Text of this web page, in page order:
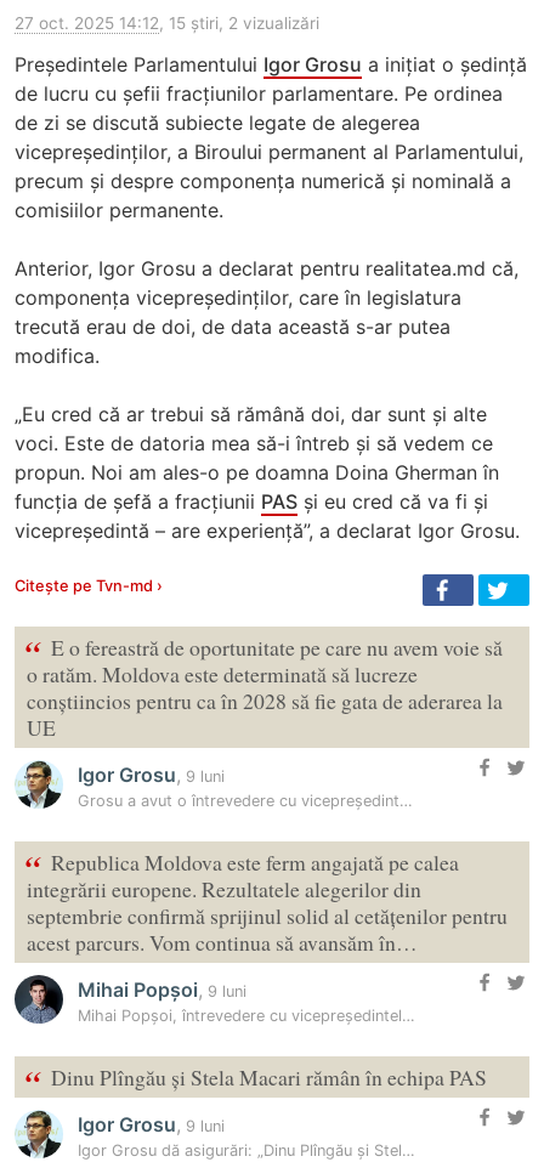
27 oct. 2025 14:12, 15 știri, 2 vizualizări
Președintele Parlamentului Igor Grosu a inițiat o ședință
de lucru cu șefii fracțiunilor parlamentare. Pe ordinea
de zi se discută subiecte legate de alegerea
vicepreședinților, a Biroului permanent al Parlamentului,
precum și despre componența numerică și nominală a
comisiilor permanente.
Anterior, Igor Grosu a declarat pentru realitatea.md că,
componența vicepreședinților, care în legislatura
trecută erau de doi, de data această s-ar putea
modifica.
„Eu cred că ar trebui să rămână doi, dar sunt și alte
voci. Este de datoria mea să-i întreb și să vedem ce
propun. Noi am ales-o pe doamna Doina Gherman în
funcția de șefă a fracțiunii PAS și eu cred că va fi și
vicepreședintă – are experiență”, a declarat Igor Grosu.
Citește pe Tvn-md ›
“ E o fereastră de oportunitate pe care nu avem voie să
o ratăm. Moldova este determinată să lucreze
conștiincios pentru ca în 2028 să fie gata de aderarea la
UE
Igor Grosu, 9 luni
Grosu a avut o întrevedere cu vicepreședintele Parlamentului European,…
“ Republica Moldova este ferm angajată pe calea
integrării europene. Rezultatele alegerilor din
septembrie confirmă sprijinul solid al cetățenilor pentru
acest parcurs. Vom continua să avansăm în…
Mihai Popșoi, 9 luni
Mihai Popșoi, întrevedere cu vicepreședintele Parlamentului European,…
“ Dinu Plîngău și Stela Macari rămân în echipa PAS
Igor Grosu, 9 luni
Igor Grosu dă asigurări: „Dinu Plîngău și Stela Macari rămân în echipa…